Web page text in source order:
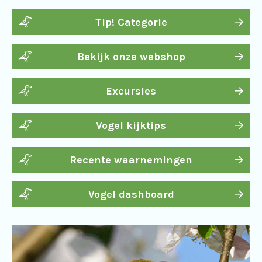
Tip! Categorie
Bekijk onze webshop
Excursies
Vogel kijktips
Recente waarnemingen
Vogel dashboard